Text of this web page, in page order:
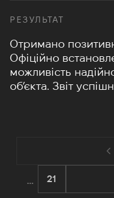
РЕЗУЛЬТАТ
Отримано
Офіційно
можливість
об’єкта. Звіт
… 21